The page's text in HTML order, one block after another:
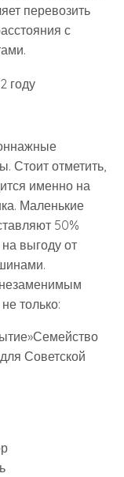
перевозить
с
Стоит отметить,
именно на
Маленькие
50%
выгоду от
только:
Советской